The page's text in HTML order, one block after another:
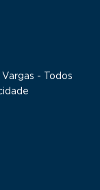
- Todos